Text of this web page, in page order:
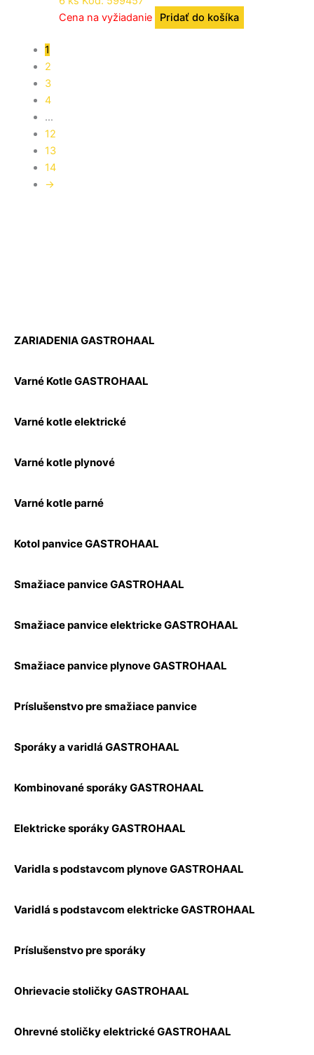
ZARIADENIA GASTROHAAL
Varné Kotle GASTROHAAL
Varné kotle elektrické
Varné kotle plynové
Varné kotle parné
Kotol panvice GASTROHAAL
Smažiace panvice GASTROHAAL
Smažiace panvice elektricke GASTROHAAL
Smažiace panvice plynove GASTROHAAL
Príslušenstvo pre smažiace panvice
Sporáky a varidlá GASTROHAAL
Kombinované sporáky GASTROHAAL
Elektricke sporáky GASTROHAAL
Varidla s podstavcom plynove GASTROHAAL
Varidlá s podstavcom elektricke GASTROHAAL
Príslušenstvo pre sporáky
Ohrievacie stoličky GASTROHAAL
Ohrevné stoličky elektrické GASTROHAAL
Cena na vyžiadanie
Pridať do košíka
1
2
3
4
…
12
13
14
→